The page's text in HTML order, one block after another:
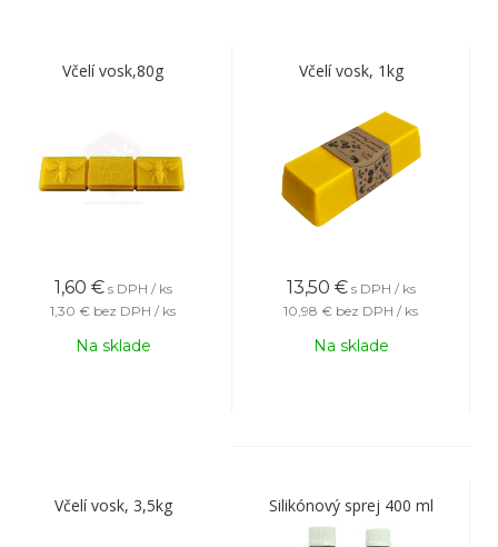
Včelí vosk,80g
1,60 € s DPH / ks
1,30 € bez DPH / ks
Na sklade
Včelí vosk, 1kg
13,50 € s DPH / ks
10,98 € bez DPH / ks
Na sklade
Včelí vosk, 3,5kg Silikónový sprej 400 ml